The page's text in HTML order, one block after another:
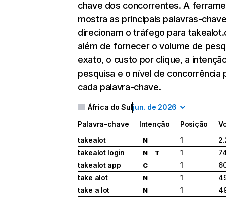
chave dos concorrentes. A
mostra as principais palavras-
direcionam o tráfego para
além de fornecer o volume de
exato, o custo por clique, a
pesquisa e o nível de concorrência
cada palavra-chave.
África do Suljun. de 2026
Palavra-chave Intenção Posição
takealot
N 1
takealot login
N T 1
takealot app
C 1
take alot
N 1
take a lot
N 1